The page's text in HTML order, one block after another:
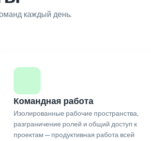
каждый день.
Командная работа
Изолированные рабочие пространства,
разграничение ролей и общий доступ к
проектам — продуктивная работа всей